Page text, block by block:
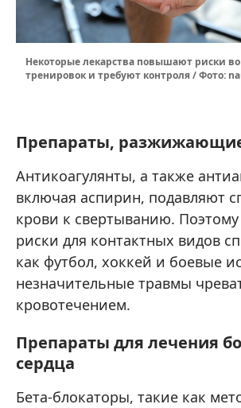
Некоторые лекарства повышают риски
тренировок и требуют контроля / Фото:
Препараты,
Антикоагулянты, а также
включая аспирин, подавляют
крови к свертыванию.
риски для контактных видов
как футбол, хоккей и боевые
незначительные травмы
кровотечением.
Препараты для лечения
сердца
Бета-блокаторы, такие как